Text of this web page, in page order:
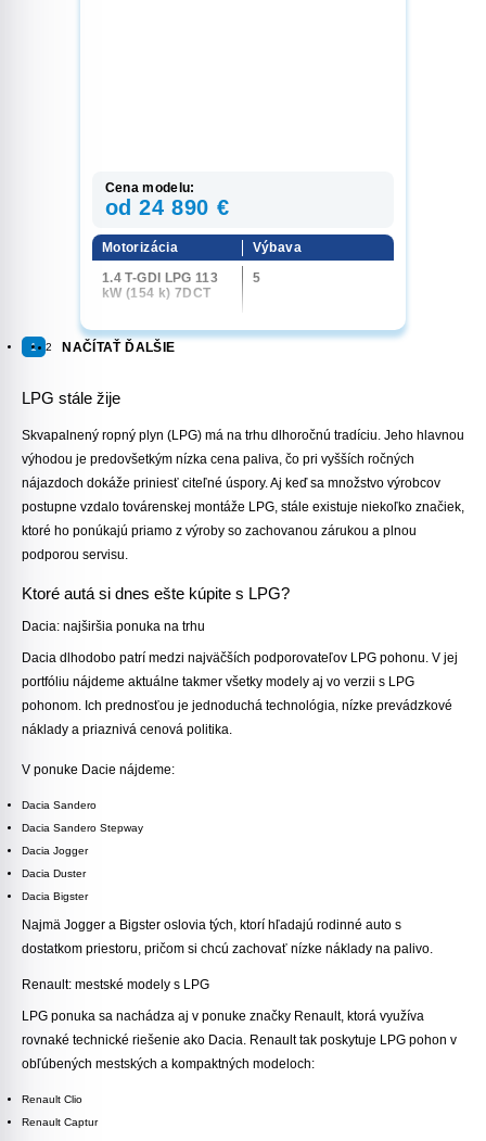
Cena modelu:
od 24 890 €
Motorizácia
1.4 T-GDI LPG 113
kW (154 k) 7DCT
Výbava
5
1 2 NAČÍTAŤ ĎALŠIE
LPG stále žije
Skvapalnený ropný plyn (LPG) má na trhu dlhoročnú tradíciu. Jeho hlavnou
výhodou je predovšetkým nízka cena paliva, čo pri vyšších ročných
nájazdoch dokáže priniesť citeľné úspory. Aj keď sa množstvo výrobcov
postupne vzdalo továrenskej montáže LPG, stále existuje niekoľko značiek,
ktoré ho ponúkajú priamo z výroby so zachovanou zárukou a plnou
podporou servisu.
Ktoré autá si dnes ešte kúpite s LPG?
Dacia: najširšia ponuka na trhu
Dacia dlhodobo patrí medzi najväčších podporovateľov LPG pohonu. V jej
portfóliu nájdeme aktuálne takmer všetky modely aj vo verzii s LPG
pohonom. Ich prednosťou je jednoduchá technológia, nízke prevádzkové
náklady a priaznivá cenová politika.
V ponuke Dacie nájdeme:
Dacia Sandero
Dacia Sandero Stepway
Dacia Jogger
Dacia Duster
Dacia Bigster
Najmä Jogger a Bigster oslovia tých, ktorí hľadajú rodinné auto s
dostatkom priestoru, pričom si chcú zachovať nízke náklady na palivo.
Renault: mestské modely s LPG
LPG ponuka sa nachádza aj v ponuke značky Renault, ktorá využíva
rovnaké technické riešenie ako Dacia. Renault tak poskytuje LPG pohon v
obľúbených mestských a kompaktných modeloch:
Renault Clio
Renault Captur